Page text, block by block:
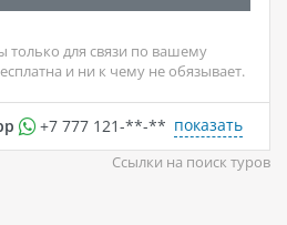
только для связи по вашему
и ни к чему не обязывает.
+7 777 121-**-** показать
Ссылки на поиск туров